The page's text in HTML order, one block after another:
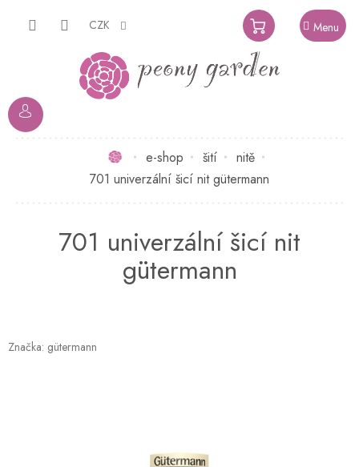
CZK
NÁKUPNÍ
KOŠÍK
Domůe-shop šití
nitě
701 univerzální šicí nit gütermann
701 univerzální šicí nit
gütermann
Značka: gütermann